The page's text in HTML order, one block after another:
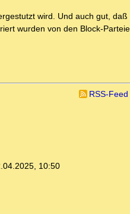
wird. Und auch gut, daß
wurden von den Block-
RSS-
10:50